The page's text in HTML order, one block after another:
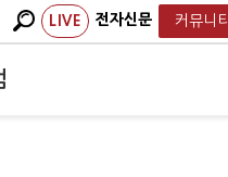
LIVE 전자신문 커뮤니티